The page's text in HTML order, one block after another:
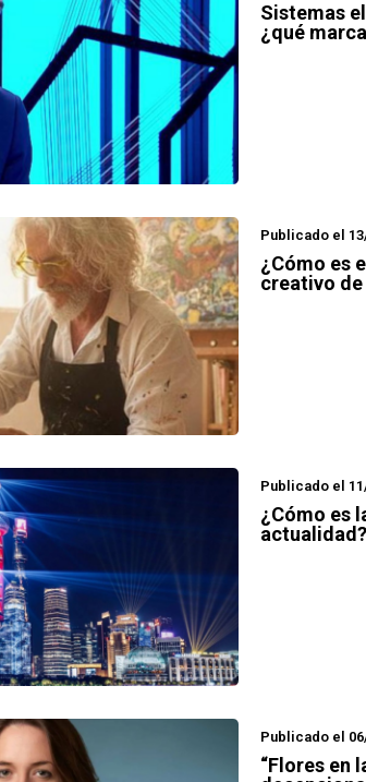
Sistemas
¿qué
Publicado el
¿Cómo es
creativo
Publicado el
¿Cómo es
actualidad?
Publicado el
“Flores en